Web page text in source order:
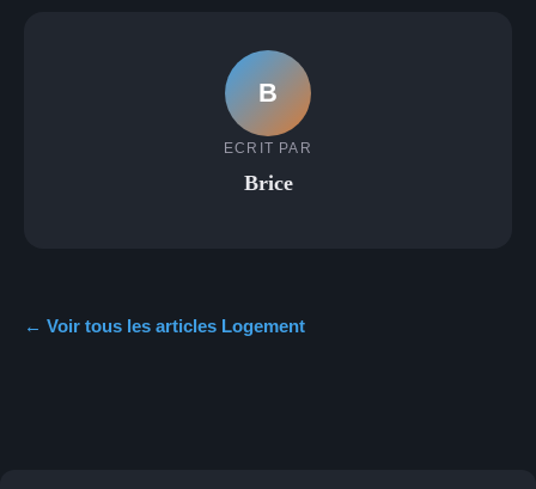
B
ECRIT PAR
Brice
← Voir tous les articles Logement